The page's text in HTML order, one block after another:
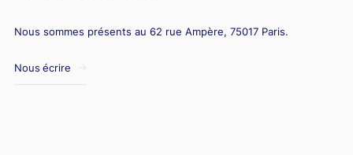
Nous sommes présents au 62 rue Ampère, 75017 Paris.
Nous écrire